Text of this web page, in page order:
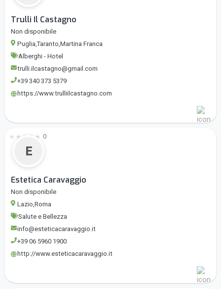
Trulli Il Castagno
Non disponibile
Puglia,Taranto,Martina Franca
Alberghi - Hotel
trulli.ilcastagno@gmail.com
+39 340 373 5379
https://www.trulliilcastagno.com
E
★ ★ ★ ★ ★ 0
Estetica Caravaggio
Non disponibile
Lazio,Roma
Salute e Bellezza
info@esteticacaravaggio.it
+39 06 5960 1900
http://www.esteticacaravaggio.it